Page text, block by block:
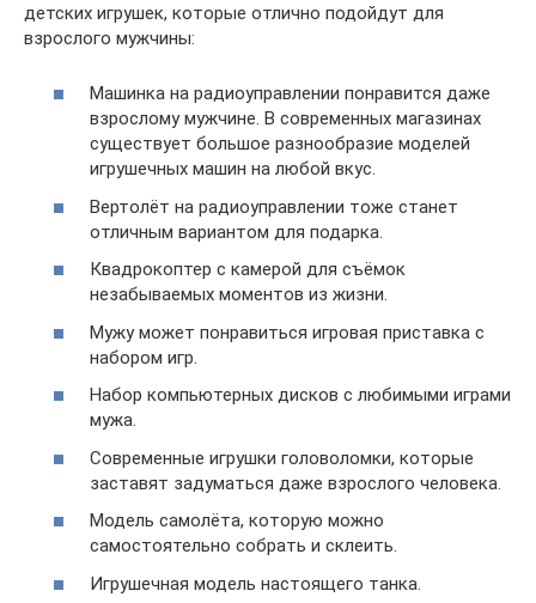
детских игрушек, которые отлично подойдут для
взрослого мужчины:
Машинка на радиоуправлении понравится даже
взрослому мужчине. В современных магазинах
существует большое разнообразие моделей
игрушечных машин на любой вкус.
Вертолёт на радиоуправлении тоже станет
отличным вариантом для подарка.
Квадрокоптер с камерой для съёмок
незабываемых моментов из жизни.
Мужу может понравиться игровая приставка с
набором игр.
Набор компьютерных дисков с любимыми играми
мужа.
Современные игрушки головоломки, которые
заставят задуматься даже взрослого человека.
Модель самолёта, которую можно
самостоятельно собрать и склеить.
Игрушечная модель настоящего танка.